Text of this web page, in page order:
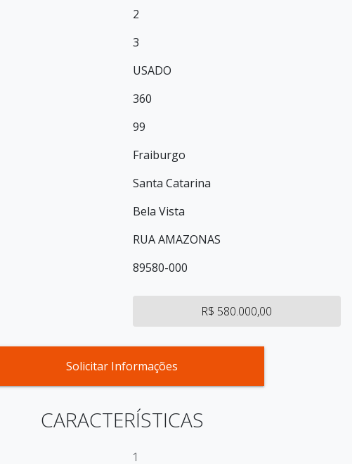
2
3
USADO
360
99
Fraiburgo
Santa Catarina
Bela Vista
RUA AMAZONAS
89580-000
R$ 580.000,00
Solicitar Informações
CARACTERÍSTICAS
1